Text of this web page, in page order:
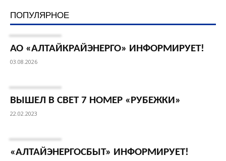
ПОПУЛЯРНОЕ
АО «АЛТАЙКРАЙЭНЕРГО» ИНФОРМИРУЕТ!
03.08.2026
ВЫШЕЛ В СВЕТ 7 НОМЕР «РУБЕЖКИ»
22.02.2023
«АЛТАЙЭНЕРГОСБЫТ» ИНФОРМИРУЕТ!